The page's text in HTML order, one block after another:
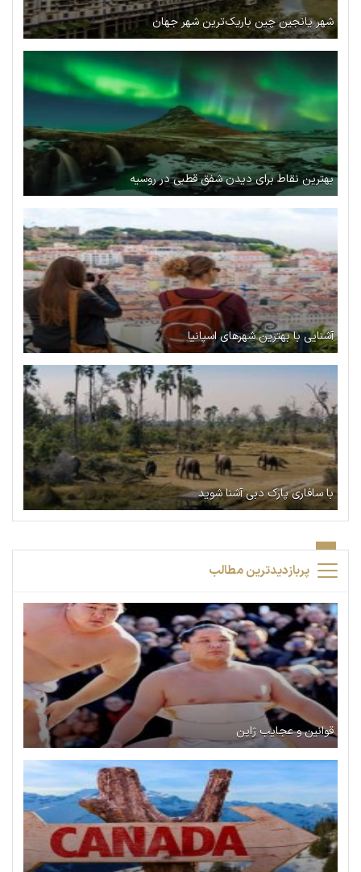
شهر یانجین چین باریک‌ترین شهر جهان
بهترین نقاط برای دیدن شفق قطبی در روسیه
آشنایی با بهترین شهرهای اسپانیا
با سافاری پارک دبی آشنا شوید
پربازدیدترین مطالب
قوانین و عجایب ژاپن